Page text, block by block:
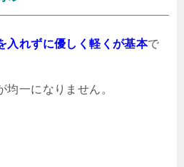
入れずに優しく軽くが基本で
均一になりません。